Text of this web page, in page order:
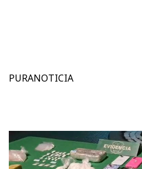
PURANOTICIA